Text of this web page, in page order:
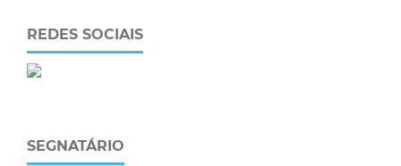
REDES SOCIAIS
SEGNATÁRIO